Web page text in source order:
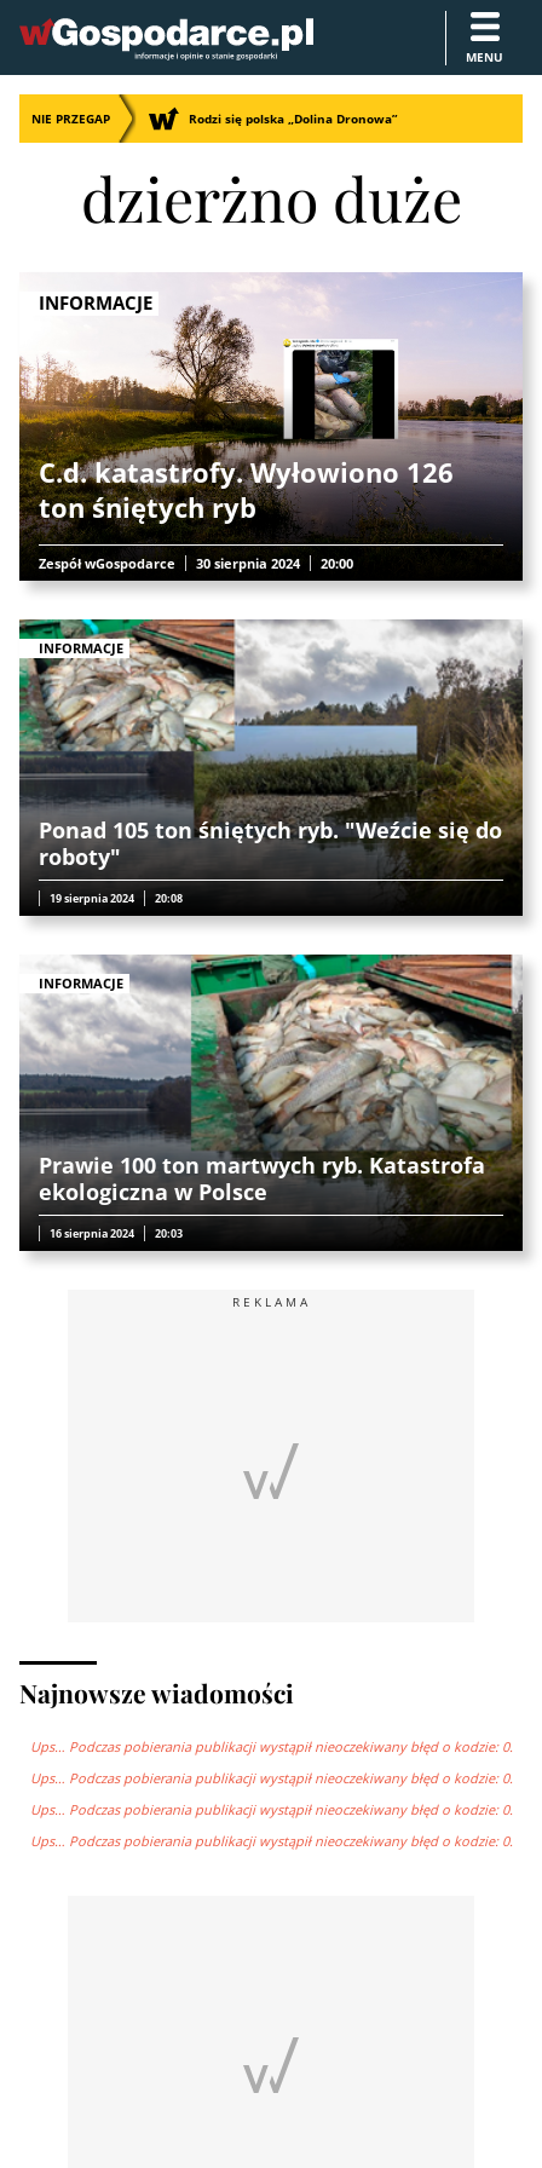
MENU
NIE PRZEGAP Rodzi się polska „Dolina Dronowa”
dzierżno duże
INFORMACJE
C.d. katastrofy. Wyłowiono 126
ton śniętych ryb
Zespół wGospodarce 30 sierpnia 2024 20:00
INFORMACJE
Ponad 105 ton śniętych ryb. "Weźcie się do
roboty"
19 sierpnia 2024 20:08
INFORMACJE
Prawie 100 ton martwych ryb. Katastrofa
ekologiczna w Polsce
16 sierpnia 2024 20:03
REKLAMA
Najnowsze wiadomości
Ups… Podczas pobierania publikacji wystąpił nieoczekiwany błęd o kodzie: 0.
Ups… Podczas pobierania publikacji wystąpił nieoczekiwany błęd o kodzie: 0.
Ups… Podczas pobierania publikacji wystąpił nieoczekiwany błęd o kodzie: 0.
Ups… Podczas pobierania publikacji wystąpił nieoczekiwany błęd o kodzie: 0.